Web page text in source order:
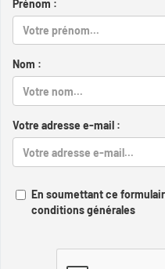
Prénom :
Nom :
Votre adresse e-mail :
En soumettant ce
conditions générales